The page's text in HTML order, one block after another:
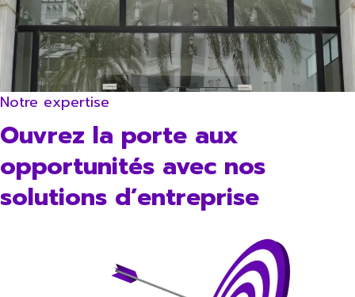
Notre expertise
Ouvrez la porte aux
opportunités avec nos
solutions d’entreprise